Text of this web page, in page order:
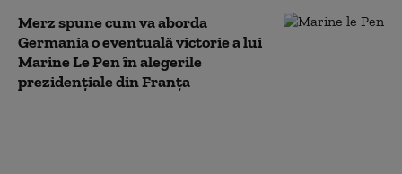
Merz spune cum va aborda
Germania o eventuală victorie a lui
Marine Le Pen în alegerile
prezidențiale din Franța